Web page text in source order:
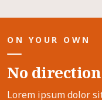
ON YOUR OWN
No
Lorem ipsum dolor